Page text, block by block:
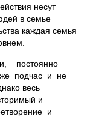
несут
в семье
каждая семья
постоянно
подчас и не
весь
и
и